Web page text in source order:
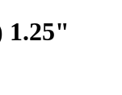
1.25"